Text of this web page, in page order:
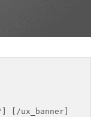
[/ux_banner]